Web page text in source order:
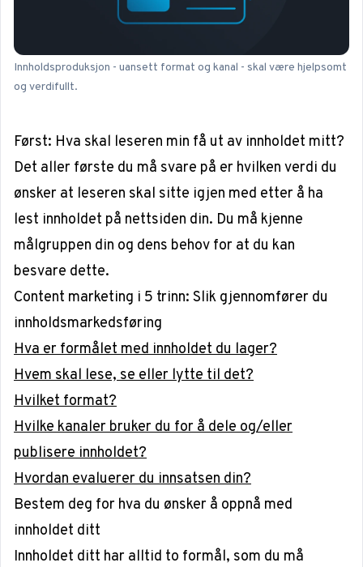
Innholdsproduksjon - uansett format og kanal - skal være hjelpsomt
og verdifullt.
Først: Hva skal leseren min få ut av innholdet mitt?
Det aller første du må svare på er hvilken verdi du
ønsker at leseren skal sitte igjen med etter å ha
lest innholdet på nettsiden din. Du må kjenne
målgruppen din og dens behov for at du kan
besvare dette.
Content marketing i 5 trinn: Slik gjennomfører du
innholdsmarkedsføring
Hva er formålet med innholdet du lager?
Hvem skal lese, se eller lytte til det?
Hvilket format?
Hvilke kanaler bruker du for å dele og/eller
publisere innholdet?
Hvordan evaluerer du innsatsen din?
Bestem deg for hva du ønsker å oppnå med
innholdet ditt
Innholdet ditt har alltid to formål, som du må